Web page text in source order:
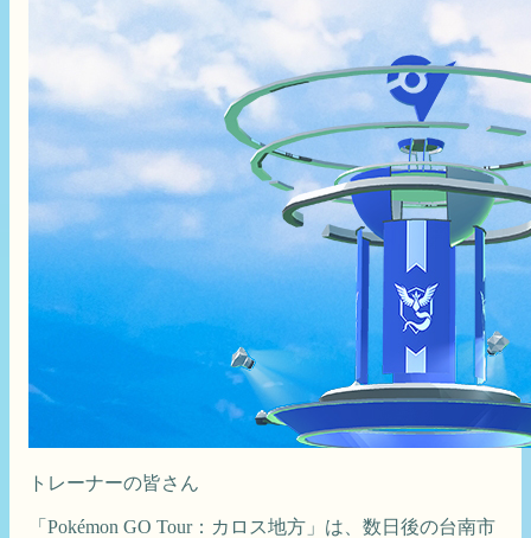
トレーナーの皆さん
「Pokémon GO Tour：カロス地方」は、数日後の台南市